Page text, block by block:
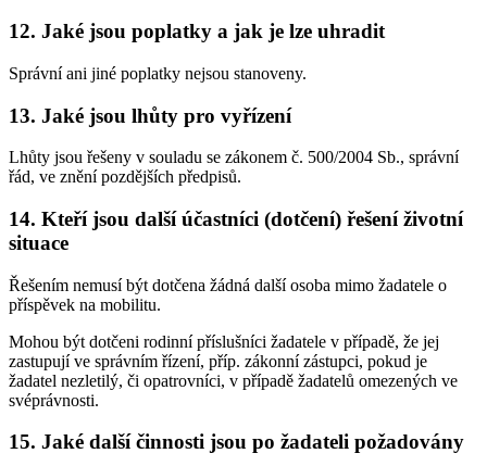
12. Jaké jsou poplatky a jak je lze uhradit
Správní ani jiné poplatky nejsou stanoveny.
13. Jaké jsou lhůty pro vyřízení
Lhůty jsou řešeny v souladu se zákonem č. 500/2004 Sb., správní
řád, ve znění pozdějších předpisů.
14. Kteří jsou další účastníci (dotčení) řešení životní
situace
Řešením nemusí být dotčena žádná další osoba mimo žadatele o
příspěvek na mobilitu.
Mohou být dotčeni rodinní příslušníci žadatele v případě, že jej
zastupují ve správním řízení, příp. zákonní zástupci, pokud je
žadatel nezletilý, či opatrovníci, v případě žadatelů omezených ve
svéprávnosti.
15. Jaké další činnosti jsou po žadateli požadovány